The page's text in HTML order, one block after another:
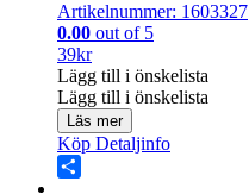
Artikelnummer: 1603327
0.00 out of 5
39kr
Lägg till i önskelista
Lägg till i önskelista
Läs mer
Köp Detaljinfo